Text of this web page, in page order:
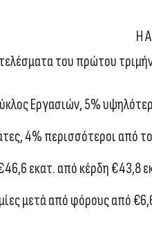
Η
του πρώτου
Εργασιών, 5%
4% περισσότεροι από
εκατ. από κέρδη €43,8
μετά από φόρους από